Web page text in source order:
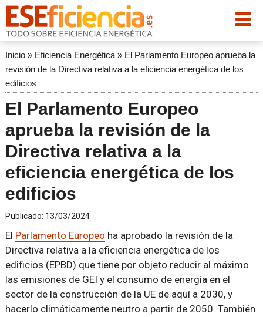
Inicio» Eficiencia Energética» El Parlamento Europeo aprueba la
revisión de la Directiva relativa a la eficiencia energética de los
edificios
El Parlamento Europeo
aprueba la revisión de la
Directiva relativa a la
eficiencia energética de los
edificios
Publicado: 13/03/2024
El Parlamento Europeo ha aprobado la revisión de la
Directiva relativa a la eficiencia energética de los
edificios (EPBD) que tiene por objeto reducir al máximo
las emisiones de GEI y el consumo de energía en el
sector de la construcción de la UE de aquí a 2030, y
hacerlo climáticamente neutro a partir de 2050. También